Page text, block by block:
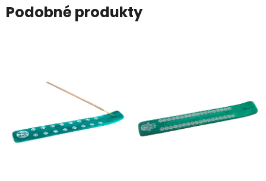
Podobné produkty